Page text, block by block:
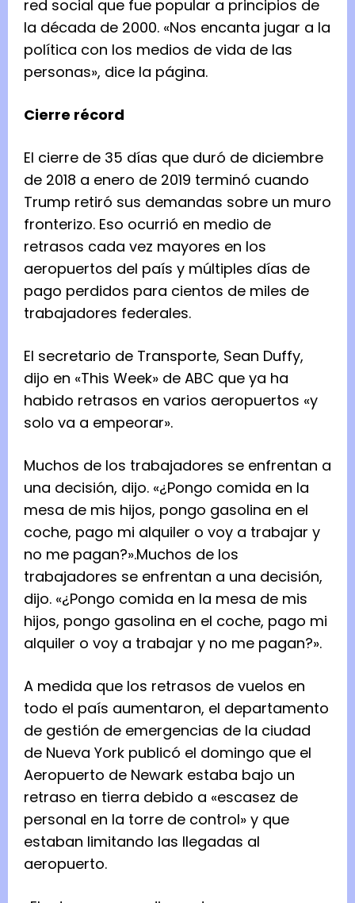
red social que fue popular a principios de
la década de 2000. «Nos encanta jugar a la
política con los medios de vida de las
personas», dice la página.
Cierre récord
El cierre de 35 días que duró de diciembre
de 2018 a enero de 2019 terminó cuando
Trump retiró sus demandas sobre un muro
fronterizo. Eso ocurrió en medio de
retrasos cada vez mayores en los
aeropuertos del país y múltiples días de
pago perdidos para cientos de miles de
trabajadores federales.
El secretario de Transporte, Sean Duffy,
dijo en «This Week» de ABC que ya ha
habido retrasos en varios aeropuertos «y
solo va a empeorar».
Muchos de los trabajadores se enfrentan a
una decisión, dijo. «¿Pongo comida en la
mesa de mis hijos, pongo gasolina en el
coche, pago mi alquiler o voy a trabajar y
no me pagan?».Muchos de los
trabajadores se enfrentan a una decisión,
dijo. «¿Pongo comida en la mesa de mis
hijos, pongo gasolina en el coche, pago mi
alquiler o voy a trabajar y no me pagan?».
A medida que los retrasos de vuelos en
todo el país aumentaron, el departamento
de gestión de emergencias de la ciudad
de Nueva York publicó el domingo que el
Aeropuerto de Newark estaba bajo un
retraso en tierra debido a «escasez de
personal en la torre de control» y que
estaban limitando las llegadas al
aeropuerto.